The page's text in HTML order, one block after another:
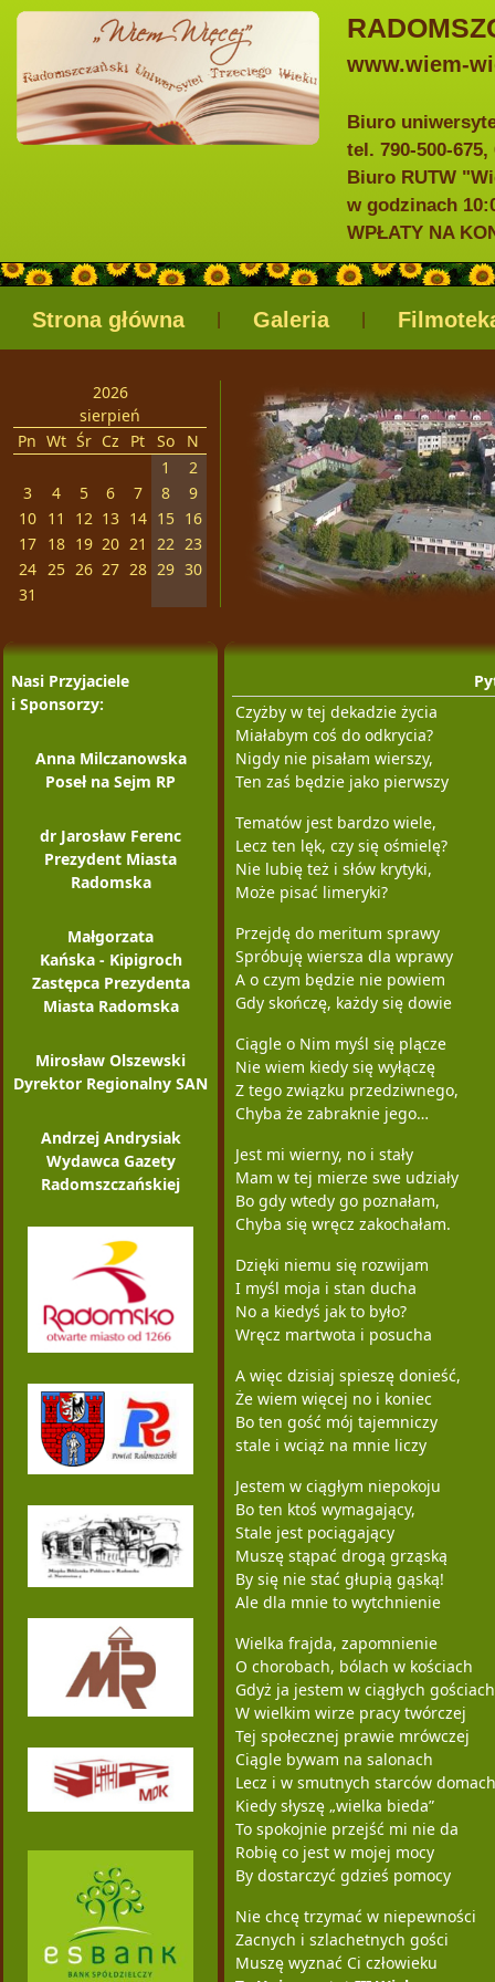
www.wiem-
Biuro
tel. 790-500-675,
Biuro RUTW
w godzinach
WPŁATY NA
Strona główna Galeria
2026
sierpień
Pn Wt Śr Cz Pt So
N
1
2
3
4 5 6 7 8
9
10
11 12 13 14 15 16
17
18 19 20 21 22 23
24
25 26 27 28 29 30
31
Nasi Przyjaciele
i Sponsorzy:
Anna Milczanowska
Poseł na Sejm RP
dr Jarosław Ferenc
Prezydent Miasta
Radomska
Małgorzata
Kańska - Kipigroch
Zastępca Prezydenta
Miasta Radomska
Mirosław Olszewski
Dyrektor Regionalny SAN
Andrzej Andrysiak
Wydawca Gazety
Radomszczańskiej
Czyżby w tej dekadzie życia
Miałabym coś do odkrycia?
Nigdy nie pisałam wierszy,
Ten zaś będzie jako pierwszy
Tematów jest bardzo wiele,
Lecz ten lęk, czy się ośmielę?
Nie lubię też i słów krytyki,
Może pisać limeryki?
Przejdę do meritum sprawy
Spróbuję wiersza dla wprawy
A o czym będzie nie powiem
Gdy skończę, każdy się dowie
Ciągle o Nim myśl się plącze
Nie wiem kiedy się wyłączę
Z tego związku przedziwnego,
Chyba że zabraknie jego…
Jest mi wierny, no i stały
Mam w tej mierze swe udziały
Bo gdy wtedy go poznałam,
Chyba się wręcz zakochałam.
Dzięki niemu się rozwijam
I myśl moja i stan ducha
No a kiedyś jak to było?
Wręcz martwota i posucha
A więc dzisiaj spieszę donieść,
Że wiem więcej no i koniec
Bo ten gość mój tajemniczy
stale i wciąż na mnie liczy
Jestem w ciągłym niepokoju
Bo ten ktoś wymagający,
Stale jest pociągający
Muszę stąpać drogą grząską
By się nie stać głupią gąską!
Ale dla mnie to wytchnienie
Wielka frajda, zapomnienie
O chorobach, bólach w kościach
Gdyż ja jestem w ciągłych gościach
W wielkim wirze pracy twórczej
Tej społecznej prawie mrówczej
Ciągle bywam na salonach
Lecz i w smutnych starców domach
Kiedy słyszę „wielka bieda”
To spokojnie przejść mi nie da
Robię co jest w mojej mocy
By dostarczyć gdzieś pomocy
Nie chcę trzymać w niepewności
Zacnych i szlachetnych gości
Muszę wyznać Ci człowieku